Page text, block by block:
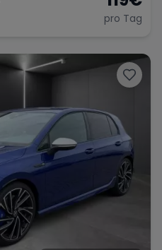
pro Tag